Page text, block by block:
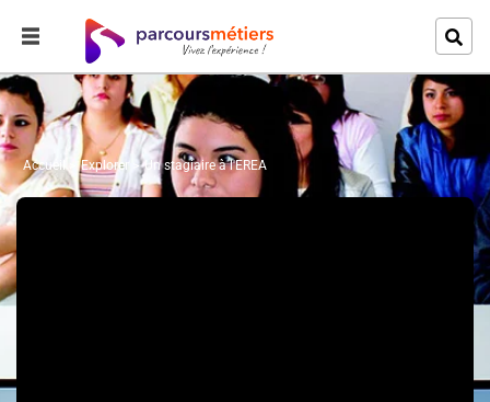
Accueil Explorer Un stagiaire à l'EREA